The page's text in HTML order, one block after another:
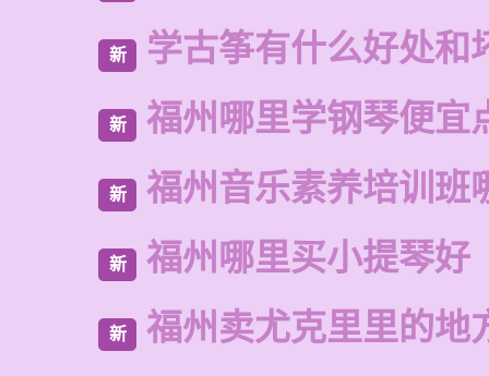
新 学古筝有什么好处和
新 福州哪里学钢琴便宜
新 福州音乐素养培训班
新 福州哪里买小提琴好
新 福州卖尤克里里的地